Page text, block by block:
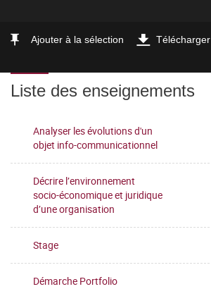
Ajouter à la sélection Télécharger
Liste des enseignements
Analyser les évolutions d'un
objet info-communicationnel
Décrire l’environnement
socio-économique et juridique
d’une organisation
Stage
Démarche Portfolio